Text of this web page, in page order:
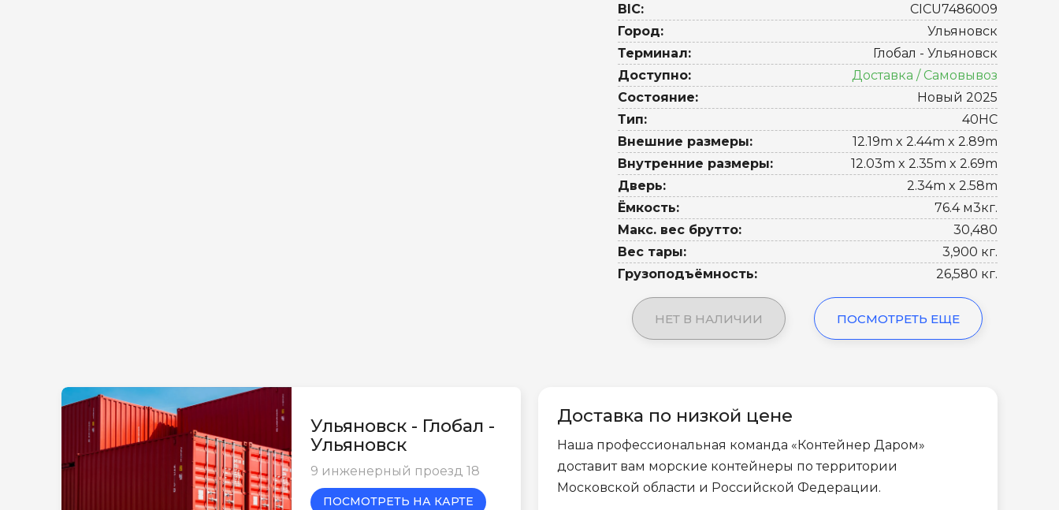
BIC:
CICU7486009
Город:
Ульяновск
Терминал:
Глобал - Ульяновск
Доступно:
Доставка / Самовывоз
Состояние:
Новый 2025
Тип:
40HC
Внешние размеры:
12.19m x 2.44m x 2.89m
Внутренние размеры:
12.03m x 2.35m x 2.69m
Дверь:
2.34m x 2.58m
Ёмкость:
76.4 м3кг.
Макс. вес брутто:
30,480
Вес тары:
3,900 кг.
Грузоподъёмность:
26,580 кг.
НЕТ В НАЛИЧИИ ПОСМОТРЕТЬ ЕЩЕ
Ульяновск - Глобал -
Ульяновск
9 инженерный проезд 18
ПОСМОТРЕТЬ НА КАРТЕ
Доставка по низкой цене
Наша профессиональная команда «Контейнер Даром»
доставит вам морские контейнеры по территории
Московской области и Российской Федерации.